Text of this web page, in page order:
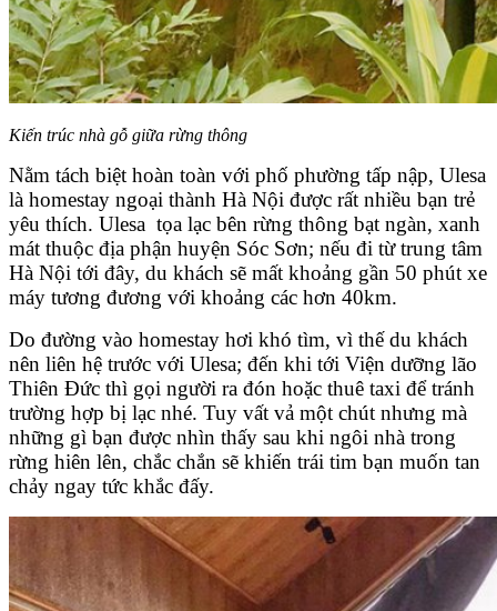
Kiến trúc nhà gỗ giữa rừng thông
Nằm tách biệt hoàn toàn với phố phường tấp nập, Ulesa
là homestay ngoại thành Hà Nội được rất nhiều bạn trẻ
yêu thích. Ulesa tọa lạc bên rừng thông bạt ngàn, xanh
mát thuộc địa phận huyện Sóc Sơn; nếu đi từ trung tâm
Hà Nội tới đây, du khách sẽ mất khoảng gần 50 phút xe
máy tương đương với khoảng các hơn 40km.
Do đường vào homestay hơi khó tìm, vì thế du khách
nên liên hệ trước với Ulesa; đến khi tới Viện dưỡng lão
Thiên Đức thì gọi người ra đón hoặc thuê taxi để tránh
trường hợp bị lạc nhé. Tuy vất vả một chút nhưng mà
những gì bạn được nhìn thấy sau khi ngôi nhà trong
rừng hiên lên, chắc chắn sẽ khiến trái tim bạn muốn tan
chảy ngay tức khắc đấy.